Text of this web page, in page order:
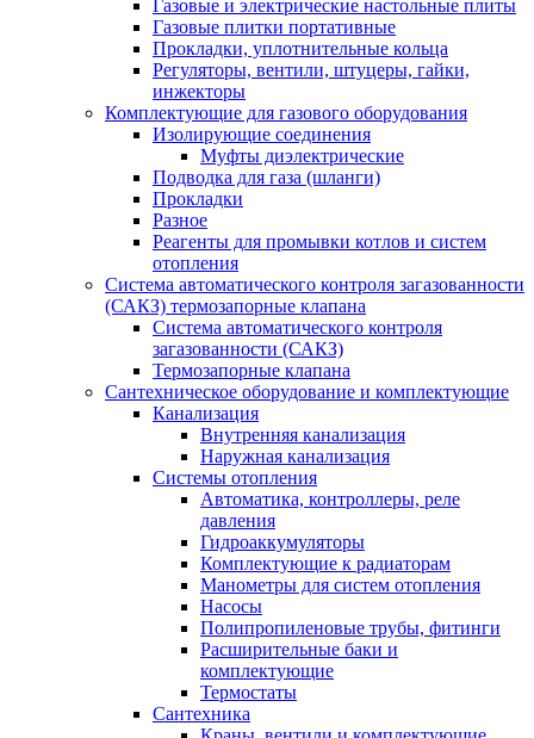
Газовые и электрические настольные плиты
Газовые плитки портативные
Прокладки, уплотнительные кольца
Регуляторы, вентили, штуцеры, гайки,
инжекторы
Комплектующие для газового оборудования
Изолирующие соединения
Муфты диэлектрические
Подводка для газа (шланги)
Прокладки
Разное
Реагенты для промывки котлов и систем
отопления
Система автоматического контроля загазованности
(САКЗ) термозапорные клапана
Система автоматического контроля
загазованности (САКЗ)
Термозапорные клапана
Сантехническое оборудование и комплектующие
Канализация
Внутренняя канализация
Наружная канализация
Системы отопления
Автоматика, контроллеры, реле
давления
Гидроаккумуляторы
Комплектующие к радиаторам
Манометры для систем отопления
Насосы
Полипропиленовые трубы, фитинги
Расширительные баки и
комплектующие
Термостаты
Сантехника